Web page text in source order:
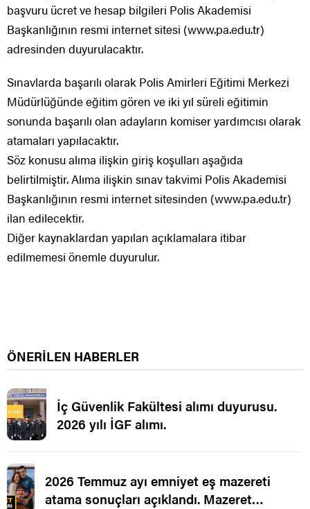
başvuru ücret ve hesap bilgileri Polis Akademisi
Başkanlığının resmi internet sitesi (www.pa.edu.tr)
adresinden duyurulacaktır.
Sınavlarda başarılı olarak Polis Amirleri Eğitimi Merkezi
Müdürlüğünde eğitim gören ve iki yıl süreli eğitimin
sonunda başarılı olan adayların komiser yardımcısı olarak
atamaları yapılacaktır.
Söz konusu alıma ilişkin giriş koşulları aşağıda
belirtilmiştir. Alıma ilişkin sınav takvimi Polis Akademisi
Başkanlığının resmi internet sitesinden (www.pa.edu.tr)
ilan edilecektir.
Diğer kaynaklardan yapılan açıklamalara itibar
edilmemesi önemle duyurulur.
ÖNERİLEN HABERLER
İç Güvenlik Fakültesi alımı duyurusu.
2026 yılı İGF alımı.
2026 Temmuz ayı emniyet eş mazereti
atama sonuçları açıklandı. Mazeret